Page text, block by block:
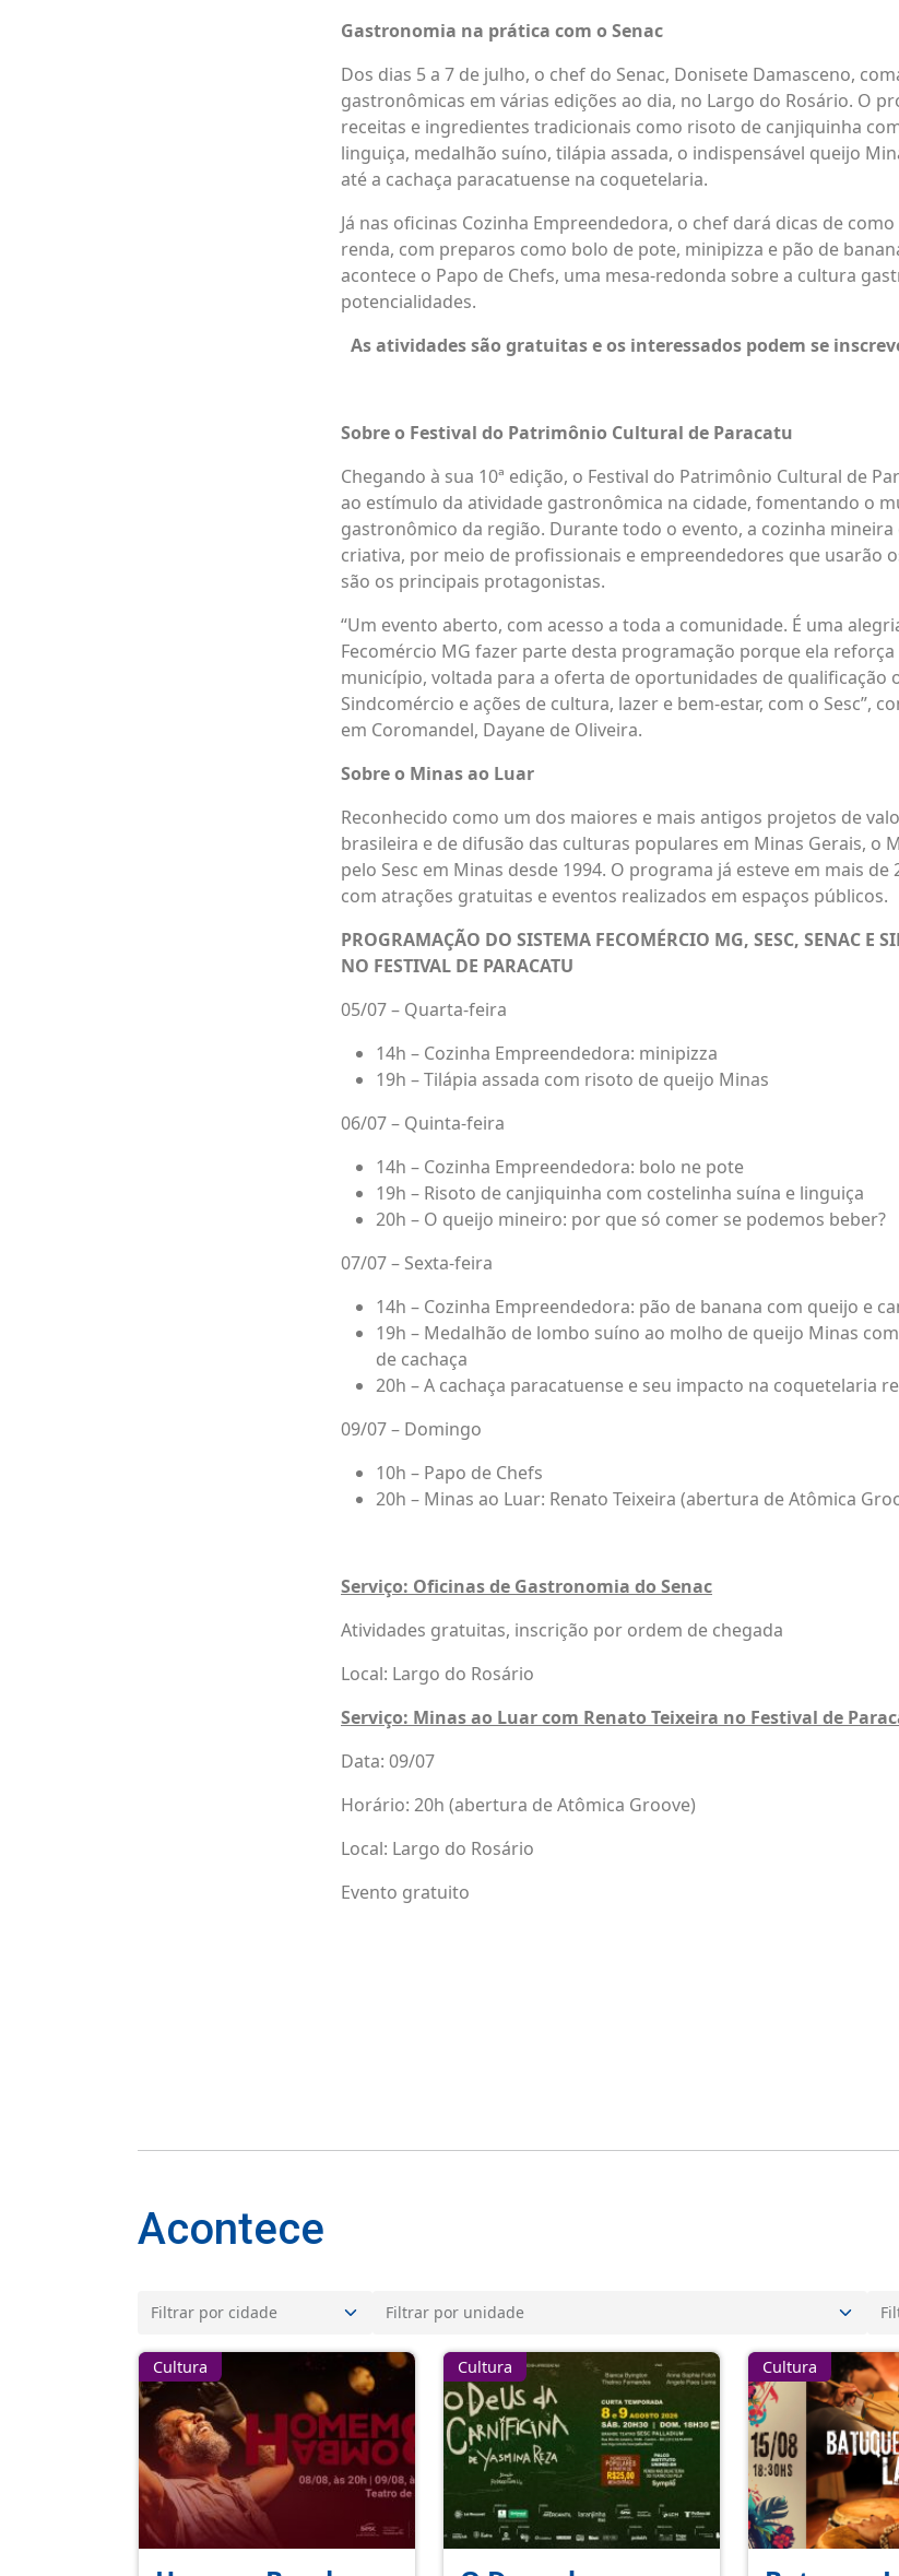
Gastronomia na prática com o Senac
Dos dias 5 a 7 de julho, o chef do Senac, Donisete Damasceno,
gastronômicas em várias edições ao dia, no Largo do Rosário. O
receitas e ingredientes tradicionais como risoto de canjiquinha
linguiça, medalhão suíno, tilápia assada, o indispensável queijo
até a cachaça paracatuense na coquetelaria.
Já nas oficinas Cozinha Empreendedora, o chef dará dicas de
renda, com preparos como bolo de pote, minipizza e pão de
acontece o Papo de Chefs, uma mesa-redonda sobre a cultura
potencialidades.
As atividades são gratuitas e os interessados podem se
Sobre o Festival do Patrimônio Cultural de Paracatu
Chegando à sua 10ª edição, o Festival do Patrimônio Cultural de
ao estímulo da atividade gastronômica na cidade, fomentando o
gastronômico da região. Durante todo o evento, a cozinha
criativa, por meio de profissionais e empreendedores que usarão
são os principais protagonistas.
“Um evento aberto, com acesso a toda a comunidade. É uma
Fecomércio MG fazer parte desta programação porque ela
município, voltada para a oferta de oportunidades de qualificação
Sindcomércio e ações de cultura, lazer e bem-estar, com o Sesc”,
em Coromandel, Dayane de Oliveira.
Sobre o Minas ao Luar
Reconhecido como um dos maiores e mais antigos projetos de
brasileira e de difusão das culturas populares em Minas Gerais, o
pelo Sesc em Minas desde 1994. O programa já esteve em mais
com atrações gratuitas e eventos realizados em espaços públicos.
PROGRAMAÇÃO DO SISTEMA FECOMÉRCIO MG, SESC, SENAC E
NO FESTIVAL DE PARACATU
05/07 – Quarta-feira
14h – Cozinha Empreendedora: minipizza
19h – Tilápia assada com risoto de queijo Minas
06/07 – Quinta-feira
14h – Cozinha Empreendedora: bolo ne pote
19h – Risoto de canjiquinha com costelinha suína e linguiça
20h – O queijo mineiro: por que só comer se podemos beber?
07/07 – Sexta-feira
14h – Cozinha Empreendedora: pão de banana com queijo e
19h – Medalhão de lombo suíno ao molho de queijo Minas
de cachaça
20h – A cachaça paracatuense e seu impacto na coquetelaria
09/07 – Domingo
10h – Papo de Chefs
20h – Minas ao Luar: Renato Teixeira (abertura de Atômica
Serviço: Oficinas de Gastronomia do Senac
Atividades gratuitas, inscrição por ordem de chegada
Local: Largo do Rosário
Serviço: Minas ao Luar com Renato Teixeira no Festival de
Data: 09/07
Horário: 20h (abertura de Atômica Groove)
Local: Largo do Rosário
Evento gratuito
Acontece
Cultura Cultura Cultura